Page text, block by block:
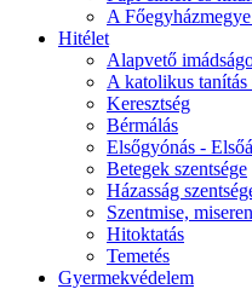
A
Hitélet
Alapvető
A katolikus
Keresztség
Bérmálás
Elsőgyónás -
Betegek szentsége
Házasság
Szentmise,
Hitoktatás
Temetés
Gyermekvédelem